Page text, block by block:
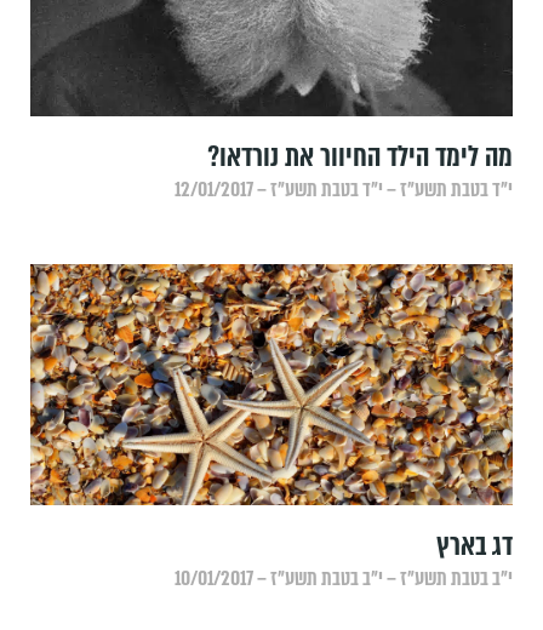
מה לימד הילד החיוור את נורדאו?
י״ד בטבת תשע״ז – י״ד בטבת תשע״ז – 12/01/2017
דג בארץ
י״ב בטבת תשע״ז – י״ב בטבת תשע״ז – 10/01/2017